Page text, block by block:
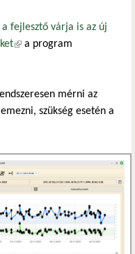
a fejlesztő várja is az új
(külső hivatkozás)
a program
mérni az
szükség esetén a